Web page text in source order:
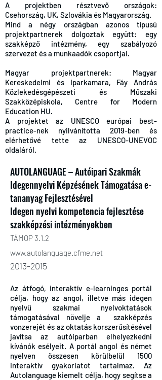
A projektben résztvevő országok:
Csehország, UK, Szlovákia és Magyarország.
Mind a négy országban azonos típusú
projektpartnerek dolgoztak együtt: egy
szakképző intézmény, egy szabályozó
szervezet és a munkaadók csoportjai.
Magyar projektpartnerek: Magyar
Kereskedelmi és Iparkamara, Fáy András
Közlekedésgépészeti és Műszaki
Szakközépiskola, Centre for Modern
Education HU.
A projektet az UNESCO európai best-
practice-nek nyilvánította 2019-ben és
elérhetővé tette az UNESCO-UNEVOC
oldaláról.
AUTOLANGUAGE – Autóipari Szakmák
Idegennyelvi Képzésének Támogatása e-
tananyag Fejlesztésével
Idegen nyelvi kompetencia fejlesztése
szakképzési intézményekben
TÁMOP 3.1.2
www.autolanguage.cfme.net
2013-2015
Az átfogó, interaktív e-learninges portál
célja, hogy az angol, illetve más idegen
nyelvű szakmai nyelvoktatások
támogatásával növelje a szakképzés
vonzerejét és az oktatás korszerűsítésével
javítsa az autóiparban elhelyezkedni
kívánók esélyeit. A portál angol és német
nyelven összesen körülbelül 1500
interaktív gyakorlatot tartalmaz. Az
Autolanguage kiemelt célja, hogy segítse a